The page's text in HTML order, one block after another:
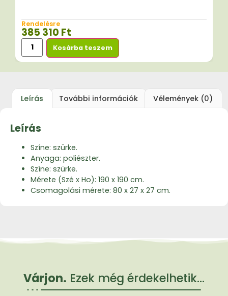
Rendelésre
385 310 Ft
Kosárba teszem
Leírás További információk Vélemények (0)
Leírás
Színe: szürke.
Anyaga: poliészter.
Színe: szürke.
Mérete (Szé x Ho): 190 x 190 cm.
Csomagolási mérete: 80 x 27 x 27 cm.
Várjon. Ezek még érdekelhetik...